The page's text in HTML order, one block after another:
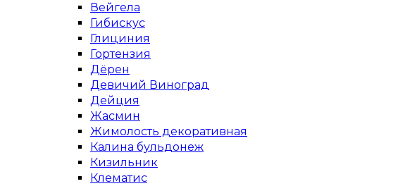
Вейгела
Гибискус
Глициния
Гортензия
Дёрен
Девичий Виноград
Дейция
Жасмин
Жимолость декоративная
Калина бульдонеж
Кизильник
Клематис